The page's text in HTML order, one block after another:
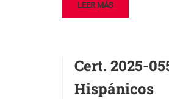
LEER MÁS
Cert. 2025-
Hispánicos